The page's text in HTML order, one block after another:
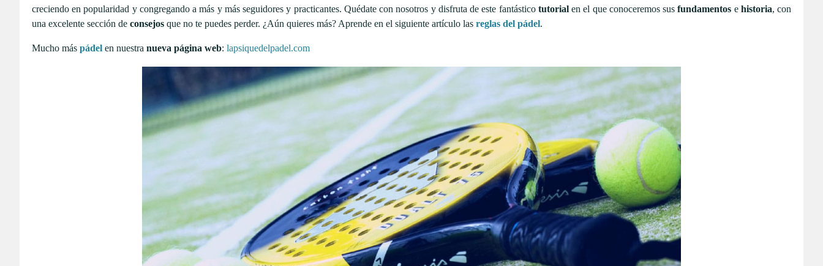
creciendo en popularidad y congregando a más y más seguidores y practicantes. Quédate con nosotros y disfruta de este fantástico tutorialen el que conoceremos susfundamentos e historia, con
una excelente sección de consejos que no te puedes perder. ¿Aún quieres más? Aprende en el siguiente artículo las reglas del pádel.
Mucho más pádel en nuestra nueva página web: lapsiquedelpadel.com